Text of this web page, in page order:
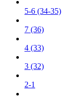
5-6 (34-35)
7 (36)
4 (33)
3 (32)
2-1